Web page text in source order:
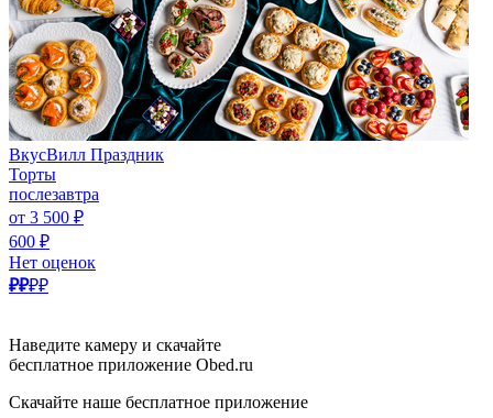
ВкусВилл Праздник
Торты
послезавтра
от 3 500 ₽
600 ₽
Нет оценок
₽₽₽₽
Наведите камеру и скачайте
бесплатное приложение Obed.ru
Скачайте наше бесплатное приложение